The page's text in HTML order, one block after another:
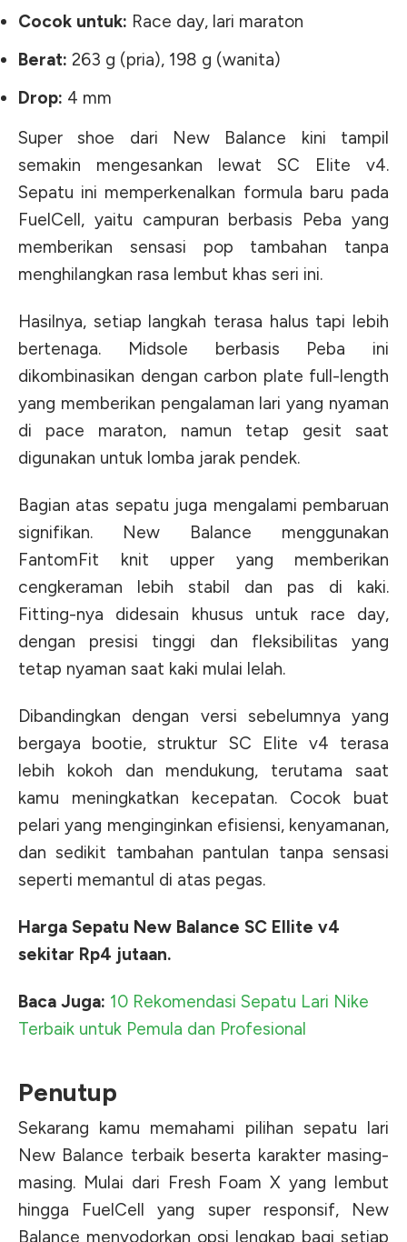
Cocok untuk: Race day, lari maraton
Berat: 263 g (pria), 198 g (wanita)
Drop: 4 mm
Super shoe dari New Balance kini tampil
semakin mengesankan lewat SC Elite v4.
Sepatu ini memperkenalkan formula baru pada
FuelCell, yaitu campuran berbasis Peba yang
memberikan sensasi pop tambahan tanpa
menghilangkan rasa lembut khas seri ini.
Hasilnya, setiap langkah terasa halus tapi lebih
bertenaga. Midsole berbasis Peba ini
dikombinasikan dengan carbon plate full-length
yang memberikan pengalaman lari yang nyaman
di pace maraton, namun tetap gesit saat
digunakan untuk lomba jarak pendek.
Bagian atas sepatu juga mengalami pembaruan
signifikan. New Balance menggunakan
FantomFit knit upper yang memberikan
cengkeraman lebih stabil dan pas di kaki.
Fitting-nya didesain khusus untuk race day,
dengan presisi tinggi dan fleksibilitas yang
tetap nyaman saat kaki mulai lelah.
Dibandingkan dengan versi sebelumnya yang
bergaya bootie, struktur SC Elite v4 terasa
lebih kokoh dan mendukung, terutama saat
kamu meningkatkan kecepatan. Cocok buat
pelari yang menginginkan efisiensi, kenyamanan,
dan sedikit tambahan pantulan tanpa sensasi
seperti memantul di atas pegas.
Harga Sepatu New Balance SC Ellite v4
sekitar Rp4 jutaan.
Baca Juga: 10 Rekomendasi Sepatu Lari Nike
Terbaik untuk Pemula dan Profesional
Penutup
Sekarang kamu memahami pilihan sepatu lari
New Balance terbaik beserta karakter masing-
masing. Mulai dari Fresh Foam X yang lembut
hingga FuelCell yang super responsif, New
Balance menyodorkan opsi lengkap bagi setiap